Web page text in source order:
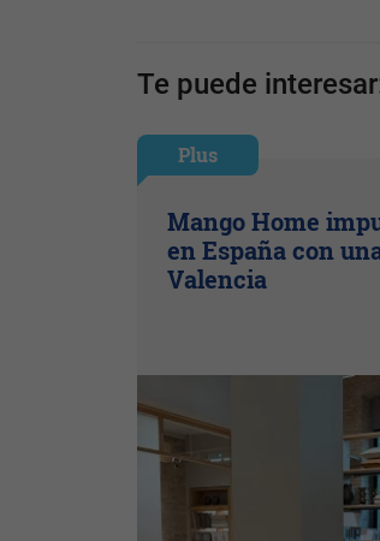
Te puede
Plus
Mango Home
en España con
Valencia